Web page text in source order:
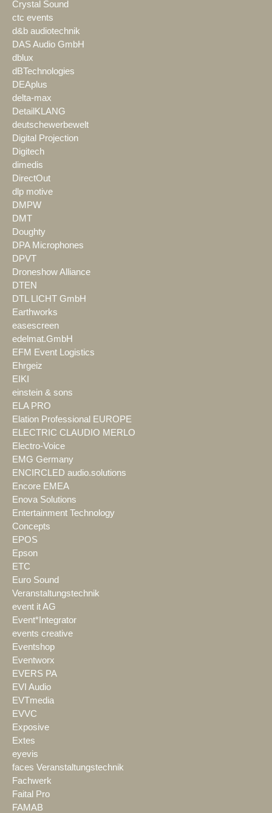
Crystal Sound
ctc events
d&b audiotechnik
DAS Audio GmbH
dblux
dBTechnologies
DEAplus
delta-max
DetailKLANG
deutschewerbewelt
Digital Projection
Digitech
dimedis
DirectOut
dlp motive
DMPW
DMT
Doughty
DPA Microphones
DPVT
Droneshow Alliance
DTEN
DTL LICHT GmbH
Earthworks
easescreen
edelmat.GmbH
EFM Event Logistics
Ehrgeiz
EIKI
einstein & sons
ELA PRO
Elation Professional EUROPE
ELECTRIC CLAUDIO MERLO
Electro-Voice
EMG Germany
ENCIRCLED audio.solutions
Encore EMEA
Enova Solutions
Entertainment Technology
Concepts
EPOS
Epson
ETC
Euro Sound
Veranstaltungstechnik
event it AG
Event*Integrator
events creative
Eventshop
Eventworx
EVERS PA
EVI Audio
EVTmedia
EVVC
Exposive
Extes
eyevis
faces Veranstaltungstechnik
Fachwerk
Faital Pro
FAMAB